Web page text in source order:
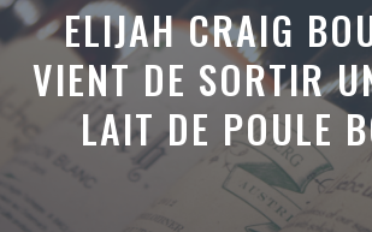
ELIJAH CRAIG
VIENT DE SORTIR
LAIT DE POULE